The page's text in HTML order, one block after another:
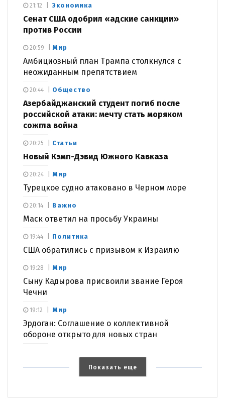
Экономика
Сенат США одобрил «адские санкции»
против России
21:12
Мир
Амбициозный план Трампа столкнулся с
неожиданным препятствием
20:59
Общество
Азербайджанский студент погиб после
российской атаки: мечту стать моряком
сожгла война
20:44
Статьи
Новый Кэмп-Дэвид Южного Кавказа
20:25
Мир
Турецкое судно атаковано в Черном море
20:24
Важно
Маск ответил на просьбу Украины
20:14
Политика
США обратились с призывом к Израилю
19:44
Мир
Сыну Кадырова присвоили звание Героя
Чечни
19:28
Мир
Эрдоган: Соглашение о коллективной
обороне открыто для новых стран
19:12
Показать еще